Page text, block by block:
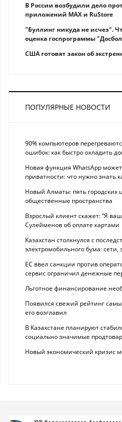
В России возбудили дело
приложений MAX и RuStore
"Буллинг никуда не исчез".
оценка госпрограммы
США готовят закон об
ПОПУЛЯРНЫЕ НОВОСТИ
90% компьютеров
ошибок: как быстро охладить
Новая функция WhatsApp
приватности: что нужно знать
Новый Алматы: пять городских
общественные пространства
Взрослый клиент скажет: “Я
Сулейменов об оплате картами
Казахстан столкнулся с
электромобильного бума: сети,
ЕС ввел санкции против
сервис ограничил денежные
Льготное финансирование
Появился свежий рейтинг
его возглавил
В Казахстане планируют
социально значимые
Новый экономический кризис